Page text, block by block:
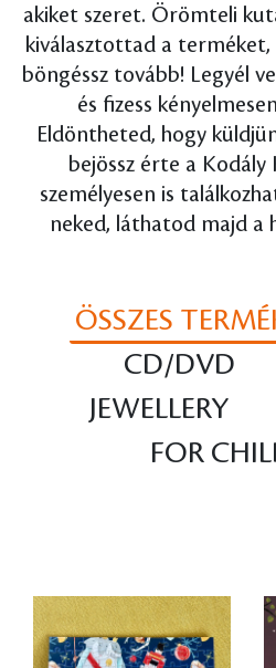
akiket szeret. Örömteli
kiválasztottad a terméket,
böngéssz tovább! Legyél
és fizess
Eldöntheted, hogy
bejössz érte a Kodály
személyesen is
neked, láthatod majd a
ÖSSZES
CD/DVD
JEWELLERY
FOR